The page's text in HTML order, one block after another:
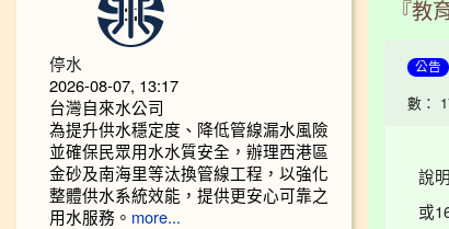
『教
公告
數：
說
或
停水
2026-08-07, 13:17
台灣自來水公司
為提升供水穩定度、降低管線漏水風險
並確保民眾用水水質安全，辦理西港區
金砂及南海里等汰換管線工程，以強化
整體供水系統效能，提供更安心可靠之
用水服務。 more...